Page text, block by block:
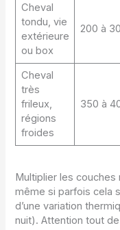
Cheval
tondu, vie
extérieure
ou box
200 à
Cheval
très
frileux,
régions
froides
350 à
Multiplier les couches
même si parfois cela
d’une variation
nuit). Attention tout